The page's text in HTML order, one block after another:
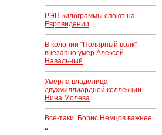
РЭП-килограммы споют на
Евровидении
В колонии "Полярный волк"
внезапно умер Алексей
Навальный
Умерла владелица
двухмиллиардной коллекции
Нина Молева
Все-таки, Борис Немцов важнее
..